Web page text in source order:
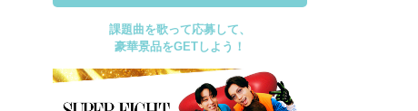
課題曲を歌って応募して、
豪華景品をGETしよう！